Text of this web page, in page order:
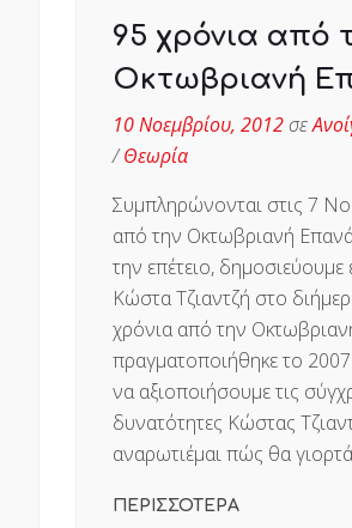
95 χρόνια από
Οκτωβριανή
10 Νοεμβρίου, 2012σε
/Θεωρία
Συμπληρώνονται στις 7
από την Οκτωβριανή
την επέτειο,
Κώστα Τζιαντζή στο
χρόνια από την
πραγματοποιήθηκε το
να αξιοποιήσουμε τις
δυνατότητες Κώστας
αναρωτιέμαι πώς θα
ΠΕΡΙΣΣΟΤΕΡΑ